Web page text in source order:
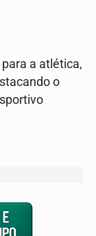
a atlética,
o